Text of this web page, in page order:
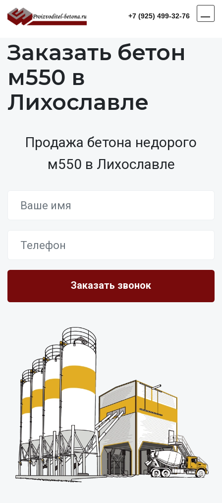
+7 (925) 499-32-76
Заказать бетон
м550 в
Лихославле
Продажа бетона недорого
м550 в Лихославле